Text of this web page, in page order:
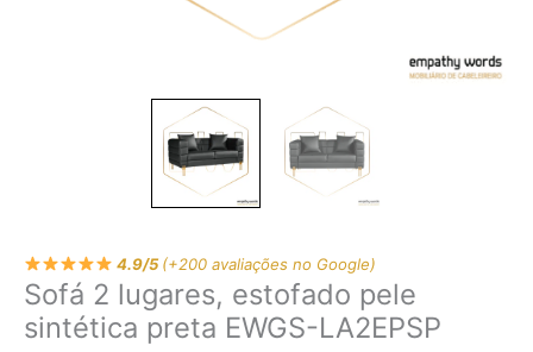
4.9/5(+200 avaliações no Google)
Sofá 2 lugares, estofado pele
sintética preta EWGS-LA2EPSP